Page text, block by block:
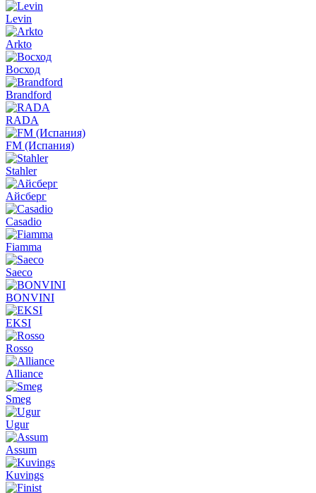
Levin
Arkto
Восход
Brandford
RADA
FM (Испания)
Stahler
Айсберг
Casadio
Fiamma
Saeco
BONVINI
EKSI
Rosso
Alliance
Smeg
Ugur
Assum
Kuvings